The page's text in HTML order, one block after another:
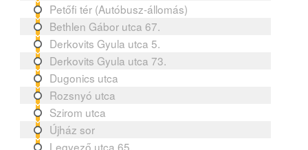
Petőfi tér (Autóbusz-állomás)
Bethlen Gábor utca 67.
Derkovits Gyula utca 5.
Derkovits Gyula utca 73.
Dugonics utca
Rozsnyó utca
Szirom utca
Újház sor
Legyező utca 65.